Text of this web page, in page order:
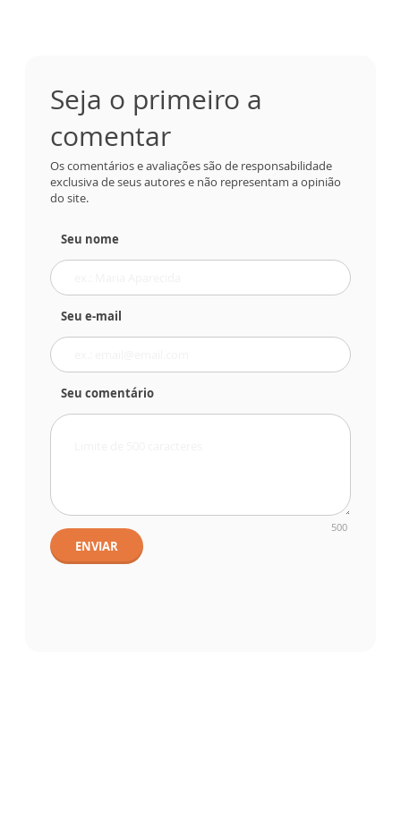
Seja o primeiro a
comentar
Os comentários e avaliações são de responsabilidade
exclusiva de seus autores e não representam a opinião
do site.
Seu nome
Seu e-mail
Seu comentário
500
ENVIAR